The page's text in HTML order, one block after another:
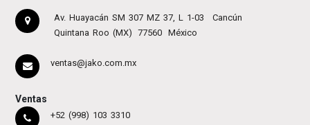
Av. Huayacán SM 307 MZ 37, L 1-03
Cancún
Quintana Roo (MX)
77560 México
ventas@jako.com.mx
Ventas
+52 (998) 103 3310